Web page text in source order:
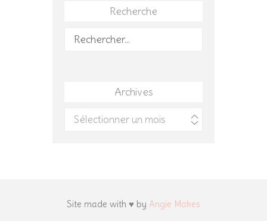
Recherche
Rechercher :
Archives
Archives
Site made with ♥ by Angie Makes